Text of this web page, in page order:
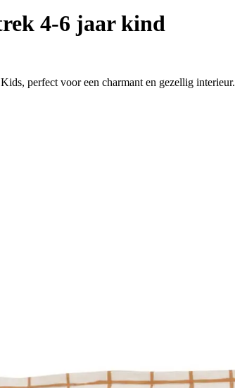
4-6 jaar kind
perfect voor een charmant en gezellig interieur.